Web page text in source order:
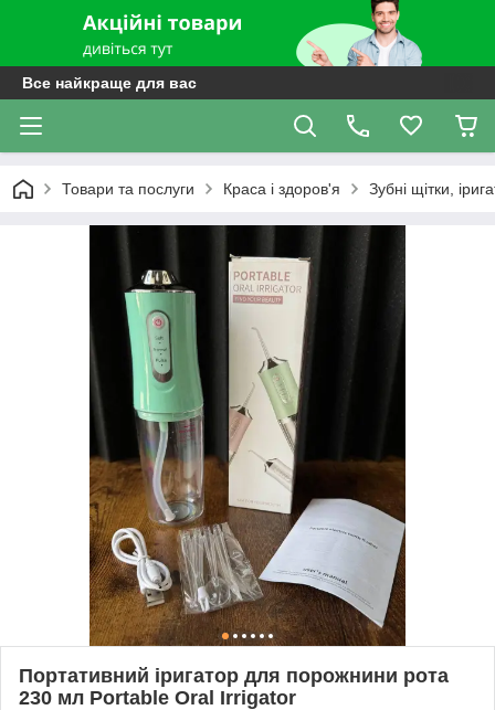
Все найкраще для вас
Товари та послуги Краса і здоров'я Зубні щітки,
Портативний іригатор для порожнини рота
230 мл Portable Oral Irrigator